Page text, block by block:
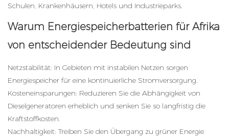
Schulen, Krankenhäusern, Hotels und Industrieparks.
Warum Energiespeicherbatterien für Afrika
von entscheidender Bedeutung sind
Netzstabilität: In Gebieten mit instabilen Netzen sorgen
Energiespeicher für eine kontinuierliche Stromversorgung.
Kosteneinsparungen: Reduzieren Sie die Abhängigkeit von
Dieselgeneratoren erheblich und senken Sie so langfristig die
Kraftstoffkosten.
Nachhaltigkeit: Treiben Sie den Übergang zu grüner Energie